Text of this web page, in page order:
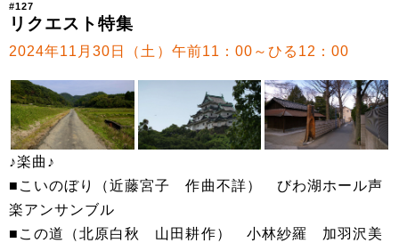
#127
リクエスト特集
2024年11月30日（土）午前11：00～ひる12：00
♪楽曲♪
■こいのぼり（近藤宮子 作曲不詳） びわ湖ホール声
楽アンサンブル
■この道（北原白秋 山田耕作） 小林紗羅 加羽沢美